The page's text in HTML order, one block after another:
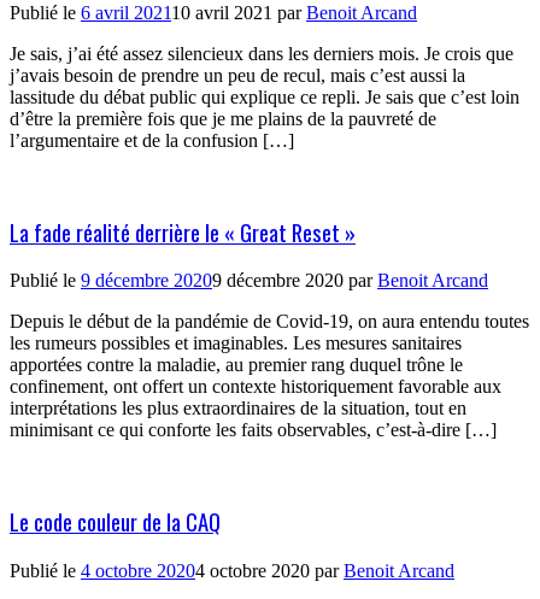
Publié le 6 avril 202110 avril 2021 parBenoit Arcand
Je sais, j’ai été assez silencieux dans les derniers mois. Je crois que
j’avais besoin de prendre un peu de recul, mais c’est aussi la
lassitude du débat public qui explique ce repli. Je sais que c’est loin
d’être la première fois que je me plains de la pauvreté de
l’argumentaire et de la confusion […]
La fade réalité derrière le « Great Reset »
Publié le 9 décembre 20209 décembre 2020 parBenoit Arcand
Depuis le début de la pandémie de Covid-19, on aura entendu toutes
les rumeurs possibles et imaginables. Les mesures sanitaires
apportées contre la maladie, au premier rang duquel trône le
confinement, ont offert un contexte historiquement favorable aux
interprétations les plus extraordinaires de la situation, tout en
minimisant ce qui conforte les faits observables, c’est-à-dire […]
Le code couleur de la CAQ
Publié le 4 octobre 20204 octobre 2020 parBenoit Arcand